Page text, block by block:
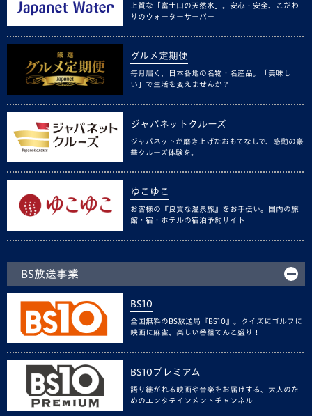
上質な「富士山の天然水」。安心・安全、こだわ
りのウォーターサーバー
グルメ定期便
毎月届く、日本各地の名物・名産品。「美味し
い」で生活を変えませんか？
ジャパネットクルーズ
ジャパネットが磨き上げたおもてなしで、感動の豪
華クルーズ体験を。
ゆこゆこ
お客様の『良質な温泉旅』をお手伝い。国内の旅
館・宿・ホテルの宿泊予約サイト
BS放送事業
BS10
全国無料のBS放送局『BS10』。クイズにゴルフに
映画に麻雀、楽しい番組てんこ盛り！
BS10プレミアム
語り継がれる映画や音楽をお届けする、大人のた
めのエンタテインメントチャンネル